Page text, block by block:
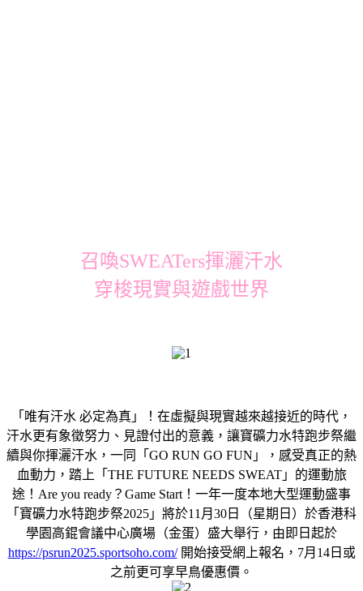
召喚SWEATers揮灑汗水
穿梭現實與遊戲世界
「唯有汗水 必定為真」！在虛擬與現實越來越接近的時代，
汗水更有象徵努力、見證付出的意義，讓寶礦力水特跑步祭繼
續與你揮灑汗水，一同「GO RUN GO FUN」，感受真正的熱
血動力，踏上「THE FUTURE NEEDS SWEAT」的運動旅
途！Are you ready？Game Start！一年一度本地大型運動盛事
「寶礦力水特跑步祭2025」將於11月30日（星期日）於香港科
學園高錕會議中心廣場（金蛋）盛大舉行，由即日起於
https://psrun2025.sportsoho.com/開始接受網上報名，7月14日或
之前更可享早鳥優惠價。